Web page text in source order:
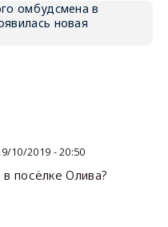
омбудсмена в
новая
10/2019 - 20:50
посёлке Олива?